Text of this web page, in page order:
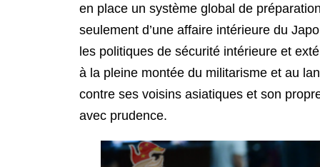
en place un système global de
seulement d’une affaire intérieure du
les politiques de sécurité intérieure et
à la pleine montée du militarisme et au
contre ses voisins asiatiques et son
avec prudence.